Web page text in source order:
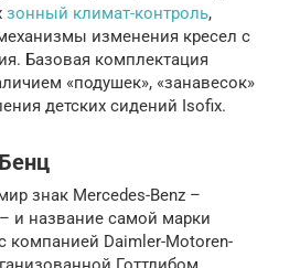
зонный климат-контроль,
изменения кресел с
Базовая комплектация
«подушек», «занавесок»
детских сидений Isofix.
знак Mercedes-Benz –
и название самой марки
компанией Daimler-Motoren-